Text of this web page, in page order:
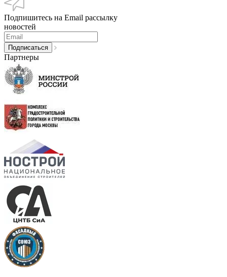
Подпишитесь на Email рассылку
новостей
Партнеры